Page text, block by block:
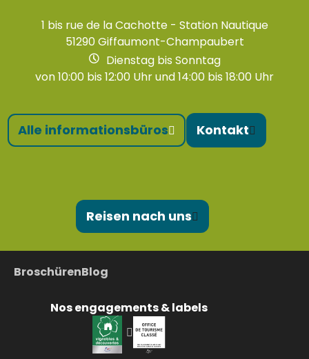
1 bis rue de la Cachotte - Station Nautique
51290 Giffaumont-Champaubert
Dienstag bis Sonntag
von 10:00 bis 12:00 Uhr und 14:00 bis 18:00 Uhr
Alle informationsbüros Kontakt
Reisen nach uns
BroschürenBlog
Nos engagements & labels